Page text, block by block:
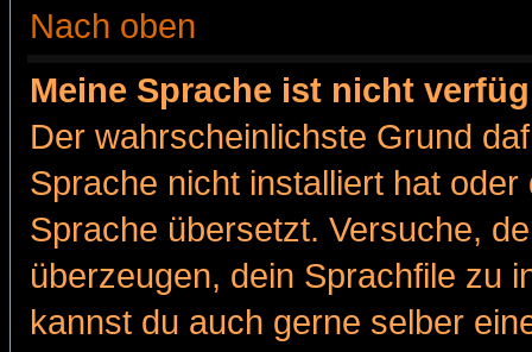
Nach oben
Meine Sprache ist nicht
Der wahrscheinlichste Grund
Sprache nicht installiert hat
Sprache übersetzt. Versuche,
überzeugen, dein Sprachfile zu
kannst du auch gerne selber